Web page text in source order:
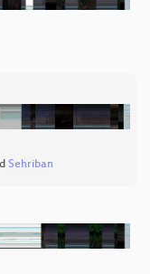
Sehriban